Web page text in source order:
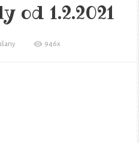
od 1.2.2021
946x